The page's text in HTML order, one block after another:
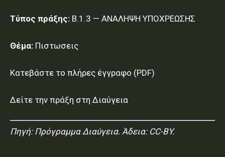
Τύπος πράξης: Β.1.3 — ΑΝΑΛΗΨΗ ΥΠΟΧΡΕΩΣΗΣ
Θέμα: Πιστωσεις
Κατεβάστε το πλήρες έγγραφο (PDF)
Δείτε την πράξη στη Διαύγεια
Πηγή: Πρόγραμμα Διαύγεια. Άδεια: CC-BY.